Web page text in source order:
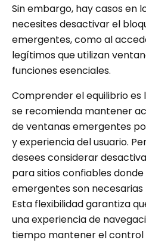
Sin embargo, hay casos en
necesites desactivar el
emergentes, como al
legítimos que utilizan
funciones esenciales.
Comprender el equilibrio
se recomienda mantener
de ventanas emergentes
y experiencia del usuario.
desees considerar
para sitios confiables
emergentes son necesarias
Esta flexibilidad garantiza
una experiencia de
tiempo mantener el control